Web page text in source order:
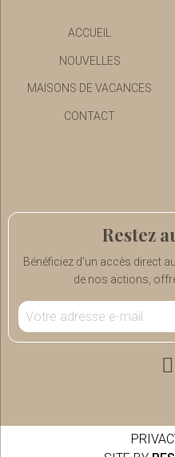
ACCUEIL
NOUVELLES
MAISONS DE VACANCES
CONTACT
Restez
Bénéficiez d'un accès direct
de nos actions,